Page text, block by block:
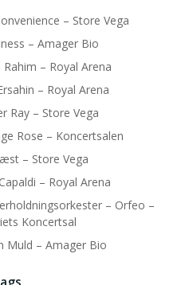
– Store Vega
– Amager Bio
– Royal Arena
– Royal Arena
Ray – Store Vega
Rose – Koncertsalen
– Store Vega
– Royal Arena
– Orfeo –
Koncertsal
Muld – Amager Bio